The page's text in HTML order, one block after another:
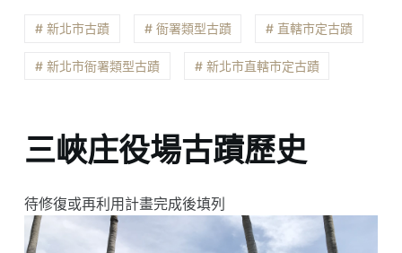
# 新北市古蹟 # 衙署類型古蹟 # 直轄市定古蹟
# 新北市衙署類型古蹟 # 新北市直轄市定古蹟
三峽庄役場古蹟歷史
待修復或再利用計畫完成後填列